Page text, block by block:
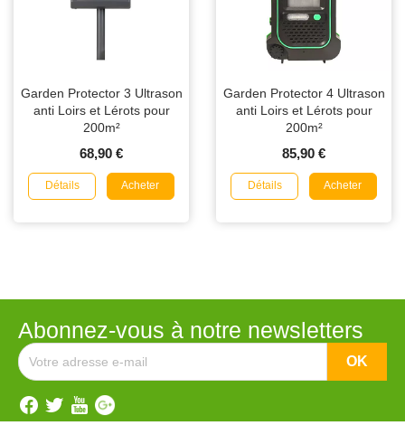
Garden Protector 3 Ultrason
anti Loirs et Lérots pour
200m²
68,90 €
Détails Acheter
Garden Protector 4 Ultrason
anti Loirs et Lérots pour
200m²
85,90 €
Détails Acheter
Abonnez-vous à notre newsletters